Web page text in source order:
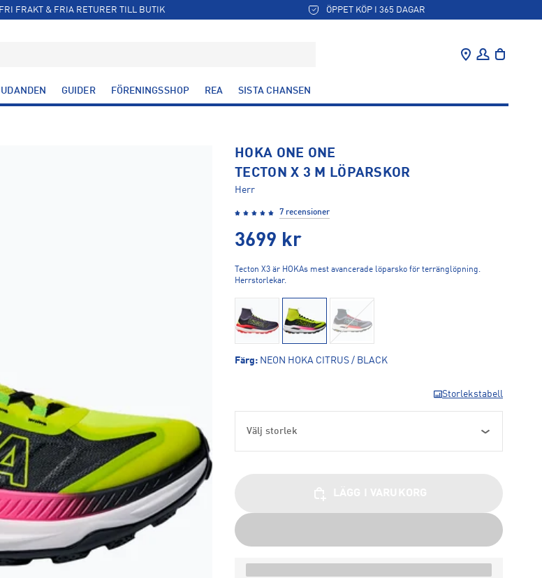
FRI FRAKT & FRIA RETURER TILL BUTIK ÖPPET KÖP I 365 DAGAR
GUIDER FÖRENINGSSHOP REA SISTA CHANSEN
HOKA ONE ONE
TECTON X 3 M LÖPARSKOR
Herr
7 recensioner
3699 kr
Tecton X3 är HOKAs mest avancerade löparsko för terränglöpning.
Herrstorlekar.
Färg: NEON HOKA CITRUS / BLACK
Storlekstabell
Välj storlek